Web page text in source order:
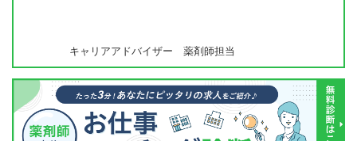
キャリアアドバイザー 薬剤師担当